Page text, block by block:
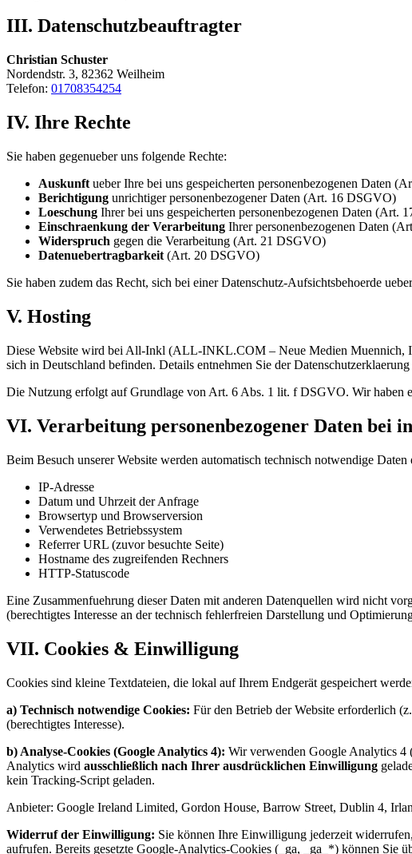
III. Datenschutzbeauftragter
Christian Schuster
Nordendstr. 3, 82362 Weilheim
Telefon: 01708354254
IV. Ihre Rechte
Sie haben gegenueber uns folgende Rechte:
Auskunft ueber Ihre bei uns gespeicherten personenbezogenen Daten
Berichtigung unrichtiger personenbezogener Daten (Art. 16 DSGVO)
Loeschung Ihrer bei uns gespeicherten personenbezogenen Daten (Art.
Einschraenkung der Verarbeitung Ihrer personenbezogenen Daten
Widerspruch gegen die Verarbeitung (Art. 21 DSGVO)
Datenuebertragbarkeit (Art. 20 DSGVO)
Sie haben zudem das Recht, sich bei einer Datenschutz-Aufsichtsbehoerde
V. Hosting
Diese Website wird bei All-Inkl (ALL-INKL.COM – Neue Medien Muennich,
sich in Deutschland befinden. Details entnehmen Sie der
Die Nutzung erfolgt auf Grundlage von Art. 6 Abs. 1 lit. f DSGVO. Wir haben
VI. Verarbeitung personenbezogener Daten bei
Beim Besuch unserer Website werden automatisch technisch notwendige
IP-Adresse
Datum und Uhrzeit der Anfrage
Browsertyp und Browserversion
Verwendetes Betriebssystem
Referrer URL (zuvor besuchte Seite)
Hostname des zugreifenden Rechners
HTTP-Statuscode
Eine Zusammenfuehrung dieser Daten mit anderen Datenquellen wird nicht
(berechtigtes Interesse an der technisch fehlerfreien Darstellung und
VII. Cookies & Einwilligung
Cookies sind kleine Textdateien, die lokal auf Ihrem Endgerät gespeichert
a) Technisch notwendige Cookies: Für den Betrieb der Website erforderlich
(berechtigtes Interesse).
b) Analyse-Cookies (Google Analytics 4): Wir verwenden Google Analytics 4
Analytics wird ausschließlich nach Ihrer ausdrücklichen Einwilligung
kein Tracking-Script geladen.
Anbieter: Google Ireland Limited, Gordon House, Barrow Street, Dublin 4,
Widerruf der Einwilligung: Sie können Ihre Einwilligung jederzeit
aufrufen. Bereits gesetzte Google-Analytics-Cookies (_ga, _ga_*) können Sie